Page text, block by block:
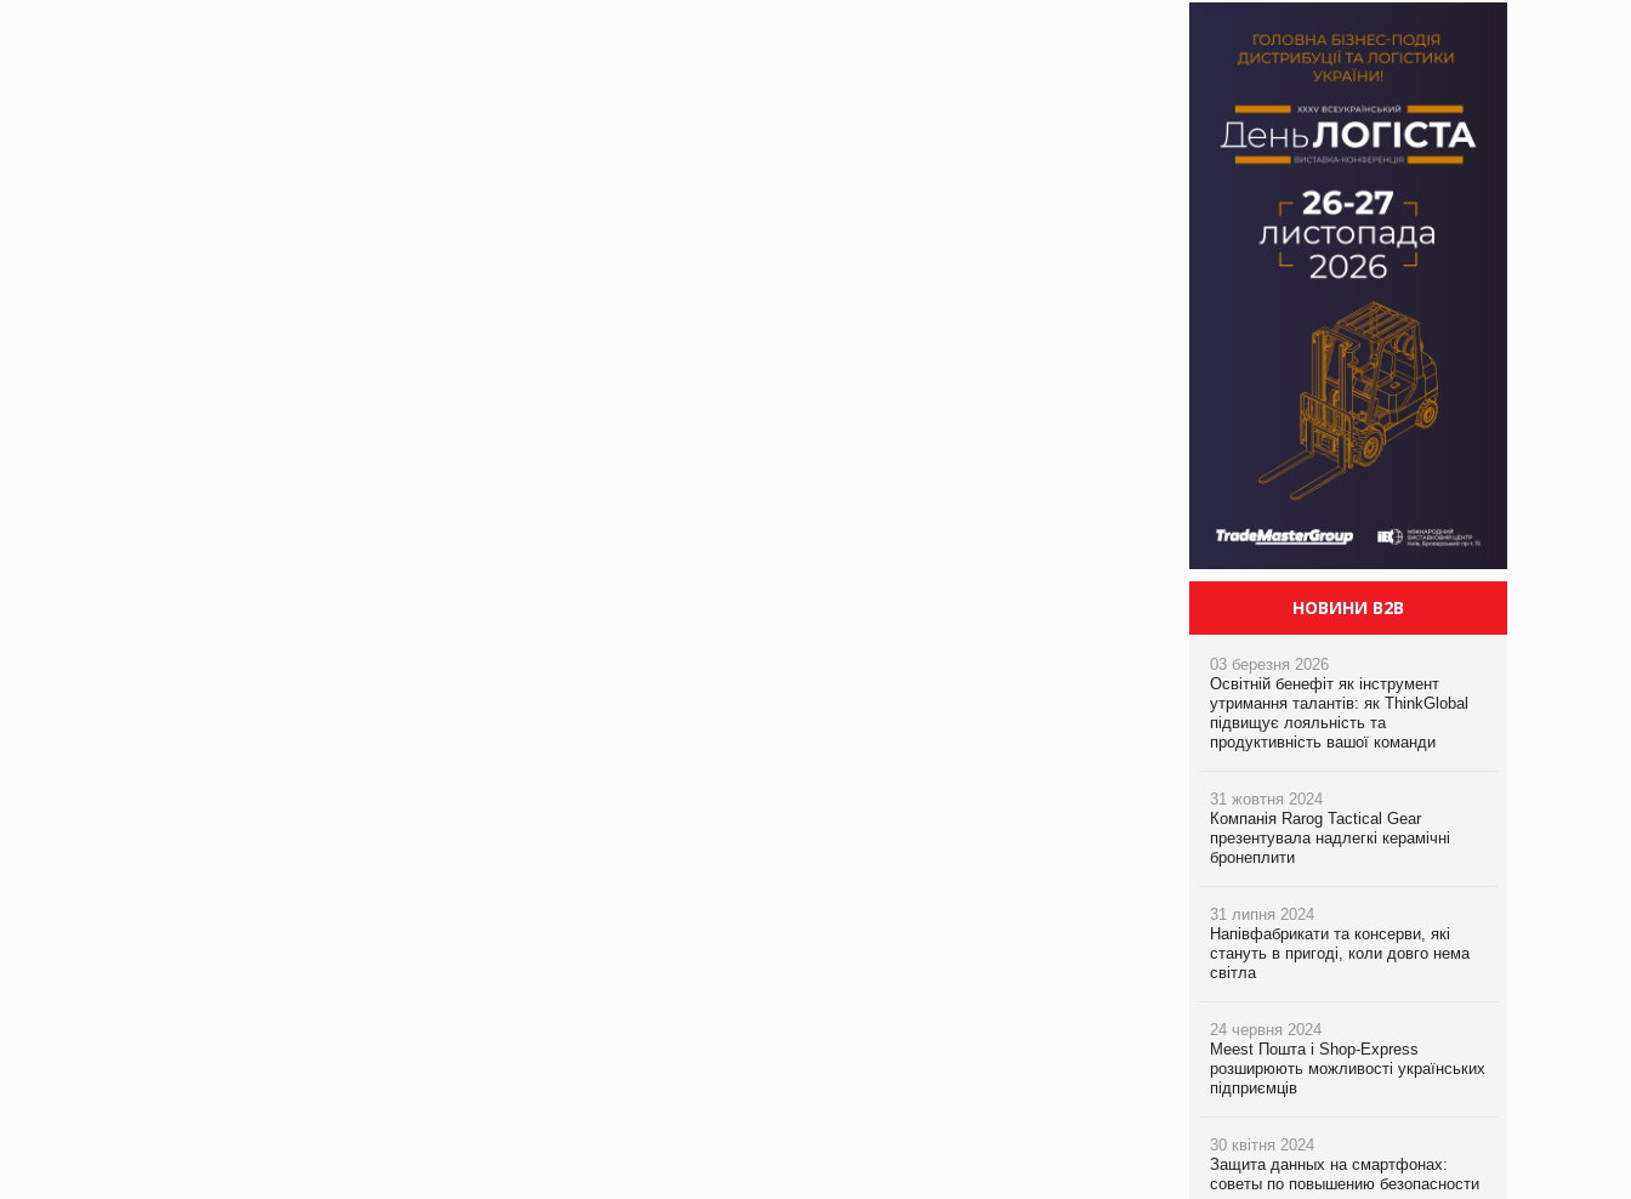
НОВИНИ B2B
03 березня 2026
Освітній бенефіт як інструмент
утримання талантів: як ThinkGlobal
підвищує лояльність та
продуктивність вашої команди
31 жовтня 2024
Компанія Rarog Tactical Gear
презентувала надлегкі керамічні
бронеплити
31 липня 2024
Напівфабрикати та консерви, які
стануть в пригоді, коли довго нема
світла
24 червня 2024
Meest Пошта і Shop-Express
розширюють можливості українських
підприємців
30 квітня 2024
Защита данных на смартфонах:
советы по повышению безопасности